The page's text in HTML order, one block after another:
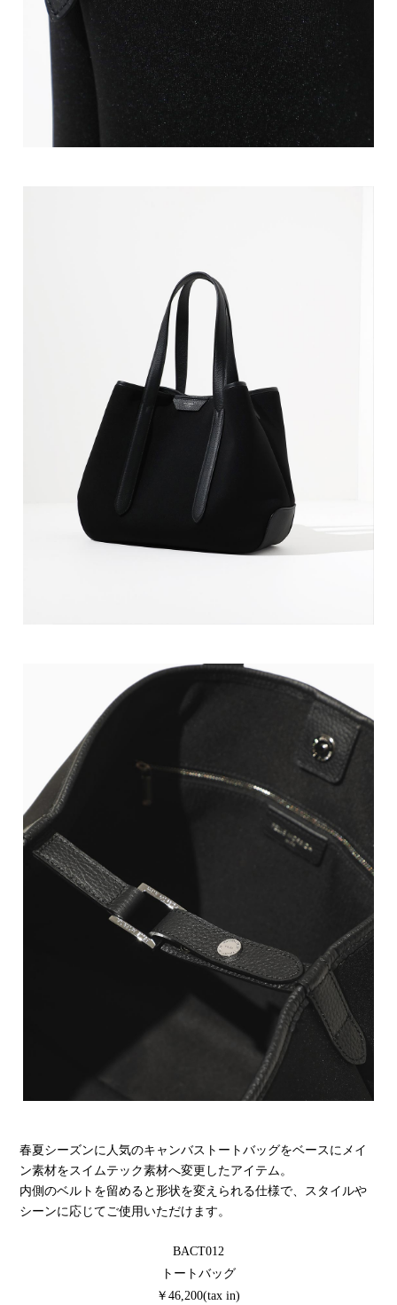
春夏シーズンに人気のキャンバストートバッグをベースにメイ
ン素材をスイムテック素材へ変更したアイテム。
内側のベルトを留めると形状を変えられる仕様で、スタイルや
シーンに応じてご使用いただけます。
BACT012
トートバッグ
￥46,200(tax in)